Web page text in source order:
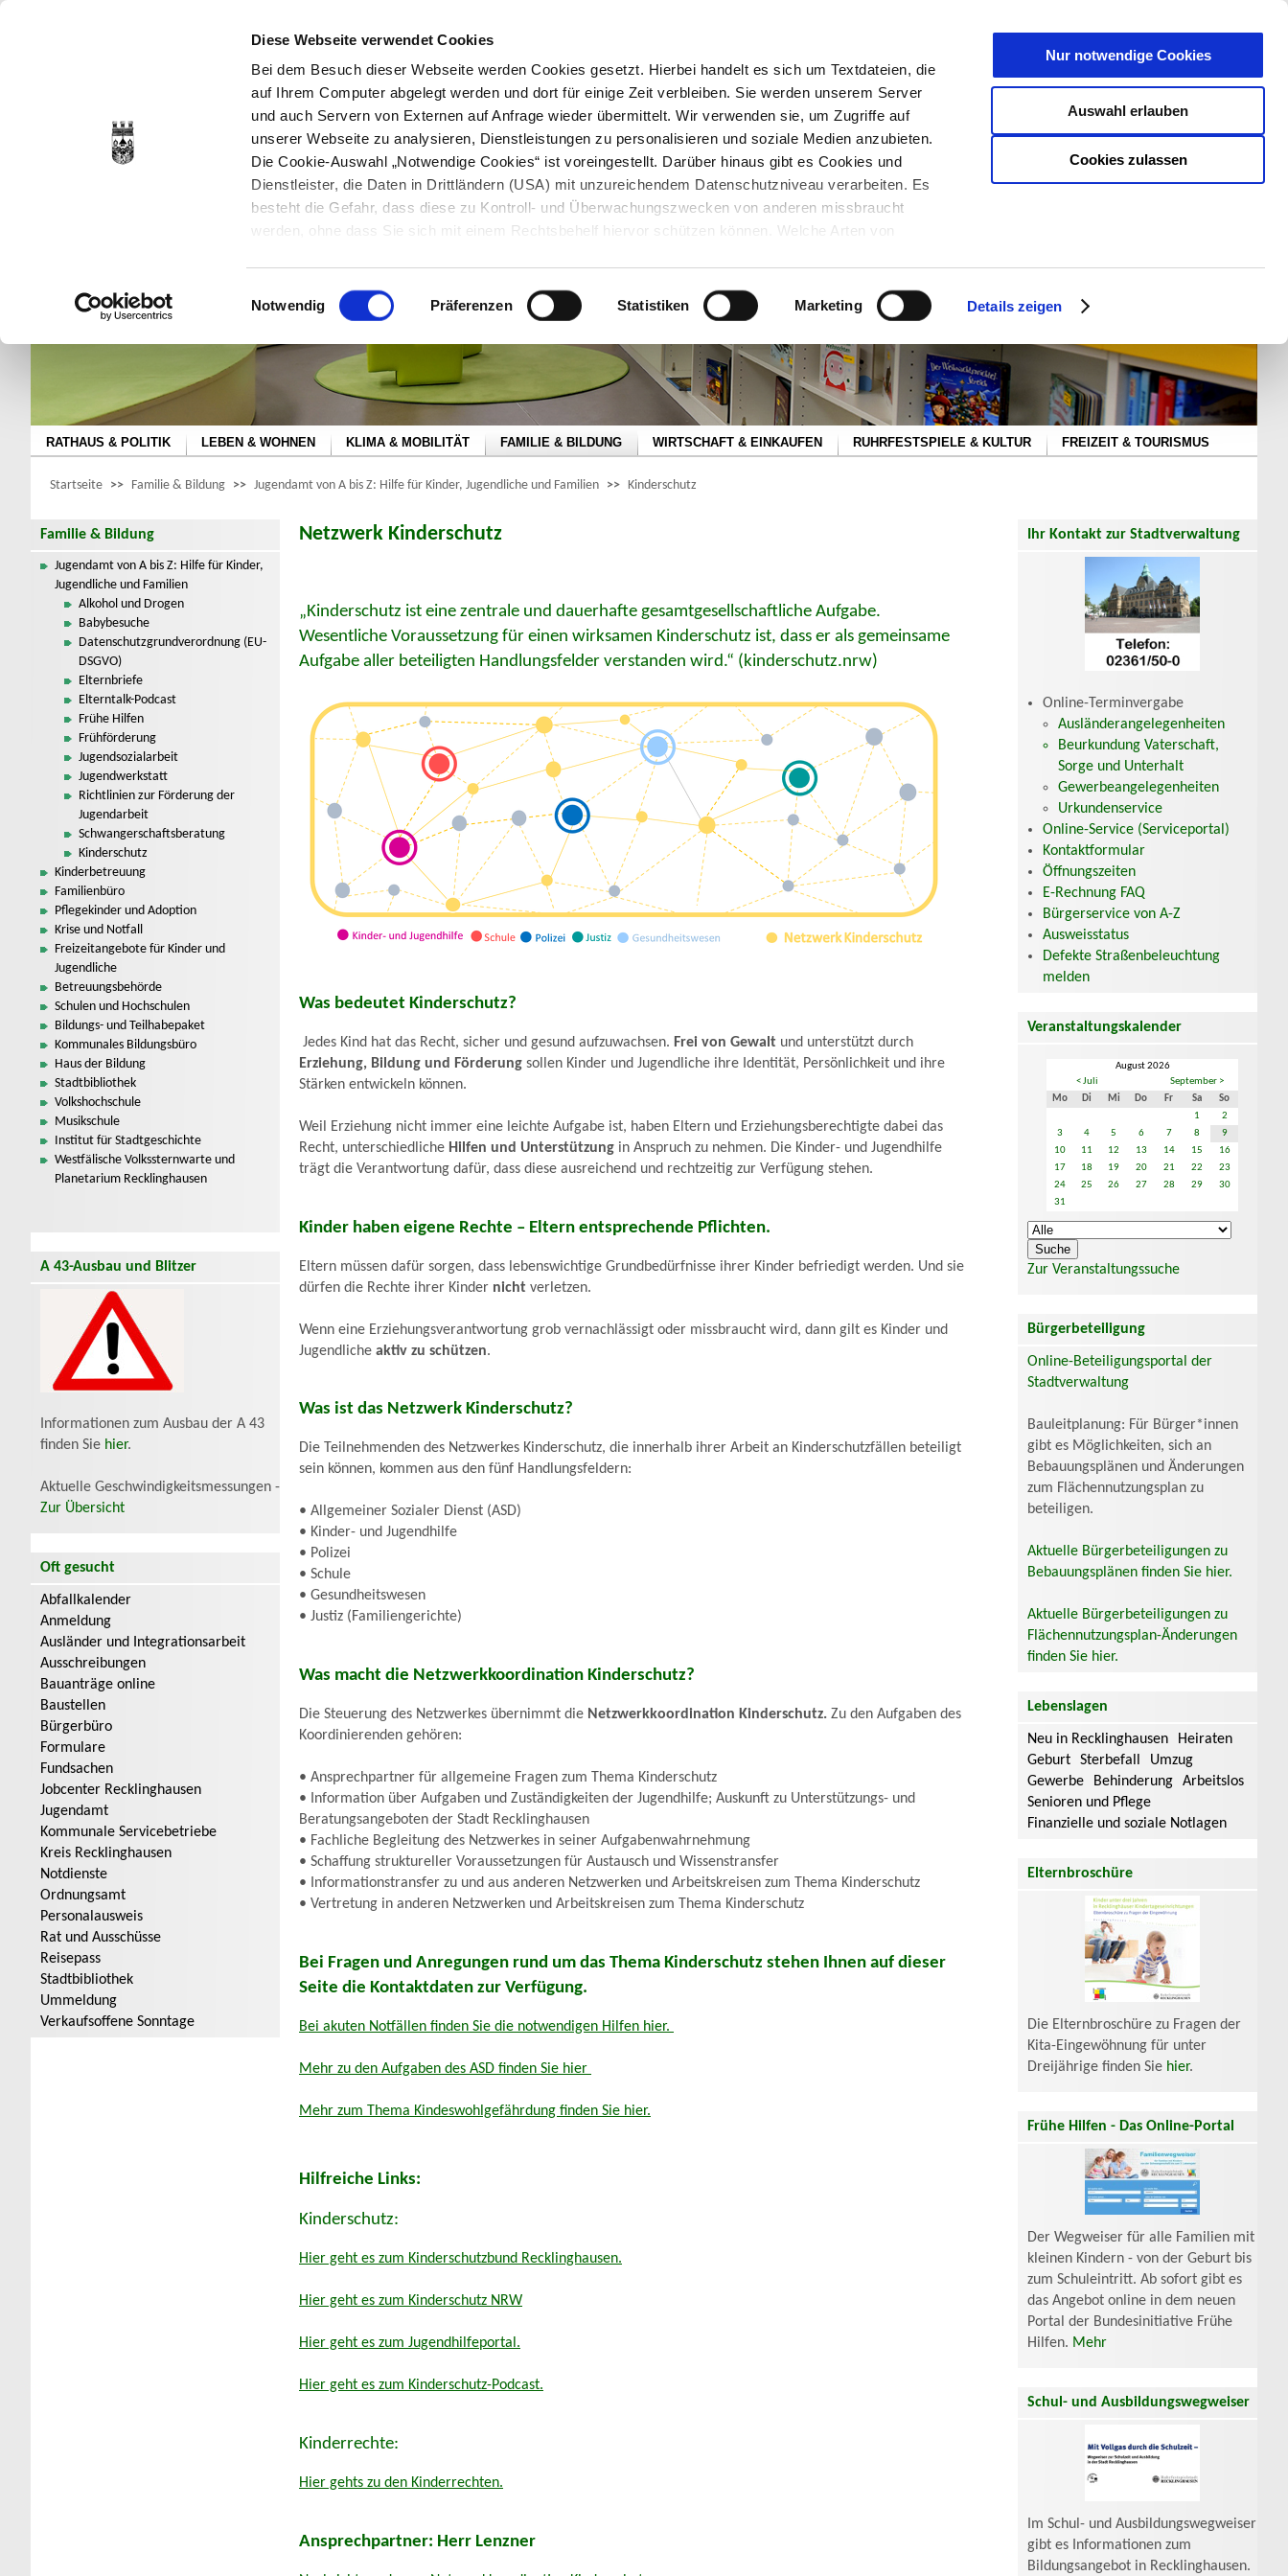
Diese Webseite verwendet Cookies
Bei dem Besuch dieser Webseite werden Cookies gesetzt. Hierbei handelt es sich um Textdateien, die
auf Ihrem Computer abgelegt werden und dort für einige Zeit verbleiben. Sie werden unserem Server
und auch Servern von Externen auf Anfrage wieder übermittelt. Wir verwenden sie, um Zugriffe auf
unserer Webseite zu analysieren, Dienstleistungen zu personalisieren und soziale Medien anzubieten.
Die Cookie-Auswahl „Notwendige Cookies“ ist voreingestellt. Darüber hinaus gibt es Cookies und
Dienstleister, die Daten in Drittländern (USA) mit unzureichendem Datenschutzniveau verarbeiten. Es
besteht die Gefahr, dass diese zu Kontroll- und Überwachungszwecken von anderen missbraucht
werden, ohne dass Sie sich mit einem Rechtsbehelf hiervor schützen können. Welche Arten von
Datenschutzerklärung
entnehmen. Die von Ihnen getroffene Auswahl der gewünschten Cookies kann
jederzeit mit Wirkung für die Zukunft angepasst oder
werden.
Einwilligungsauswahl
Notwendig Präferenzen Statistiken Marketing Details zeigen
Cookies zulassen
Auswahl erlauben
Nur notwendige Cookies
STARTSEITE
SCHRIFTGRÖßE:
RATHAUS & POLITIK LEBEN & WOHNEN KLIMA & MOBILITÄT FAMILIE & BILDUNG WIRTSCHAFT & EINKAUFEN RUHRFESTSPIELE & KULTUR FREIZEIT & TOURISMUS
Startseite >> Familie & Bildung >> Jugendamt von A bis Z: Hilfe für Kinder, Jugendliche und Familien >> Kinderschutz
Familie & Bildung
Jugendamt von A bis Z: Hilfe für Kinder,
Jugendliche und Familien
Alkohol und Drogen
Babybesuche
Datenschutzgrundverordnung (EU-
DSGVO)
Elternbriefe
Elterntalk-Podcast
Frühe Hilfen
Frühförderung
Jugendsozialarbeit
Jugendwerkstatt
Richtlinien zur Förderung der
Jugendarbeit
Schwangerschaftsberatung
Kinderschutz
Kinderbetreuung
Familienbüro
Pflegekinder und Adoption
Krise und Notfall
Freizeitangebote für Kinder und
Jugendliche
Betreuungsbehörde
Schulen und Hochschulen
Bildungs- und Teilhabepaket
Kommunales Bildungsbüro
Haus der Bildung
Stadtbibliothek
Volkshochschule
Musikschule
Institut für Stadtgeschichte
Westfälische Volkssternwarte und
Planetarium Recklinghausen
A 43-Ausbau und Blitzer
Informationen zum Ausbau der A 43
finden Sie hier.
Aktuelle Geschwindigkeitsmessungen -
Zur Übersicht
Oft gesucht
Abfallkalender
Anmeldung
Ausländer und Integrationsarbeit
Ausschreibungen
Bauanträge online
Baustellen
Bürgerbüro
Formulare
Fundsachen
Jobcenter Recklinghausen
Jugendamt
Kommunale Servicebetriebe
Kreis Recklinghausen
Notdienste
Ordnungsamt
Personalausweis
Rat und Ausschüsse
Reisepass
Stadtbibliothek
Ummeldung
Verkaufsoffene Sonntage
Netzwerk Kinderschutz
„Kinderschutz ist eine zentrale und dauerhafte gesamtgesellschaftliche Aufgabe.
Wesentliche Voraussetzung für einen wirksamen Kinderschutz ist, dass er als gemeinsame
Aufgabe aller beteiligten Handlungsfelder verstanden wird.“ (kinderschutz.nrw)
Was bedeutet Kinderschutz?
Jedes Kind hat das Recht, sicher und gesund aufzuwachsen. Frei von Gewalt und unterstützt durch
Erziehung, Bildung und Förderung sollen Kinder und Jugendliche ihre Identität, Persönlichkeit und ihre
Stärken entwickeln können.
Weil Erziehung nicht immer eine leichte Aufgabe ist, haben Eltern und Erziehungsberechtigte dabei das
Recht, unterschiedliche Hilfen und Unterstützung in Anspruch zu nehmen. Die Kinder- und Jugendhilfe
trägt die Verantwortung dafür, dass diese ausreichend und rechtzeitig zur Verfügung stehen.
Kinder haben eigene Rechte – Eltern entsprechende Pflichten.
Eltern müssen dafür sorgen, dass lebenswichtige Grundbedürfnisse ihrer Kinder befriedigt werden. Und sie
dürfen die Rechte ihrer Kinder nicht verletzen.
Wenn eine Erziehungsverantwortung grob vernachlässigt oder missbraucht wird, dann gilt es Kinder und
Jugendliche aktiv zu schützen.
Was ist das Netzwerk Kinderschutz?
Die Teilnehmenden des Netzwerkes Kinderschutz, die innerhalb ihrer Arbeit an Kinderschutzfällen beteiligt
sein können, kommen aus den fünf Handlungsfeldern:
• Allgemeiner Sozialer Dienst (ASD)
• Kinder- und Jugendhilfe
• Polizei
• Schule
• Gesundheitswesen
• Justiz (Familiengerichte)
Was macht die Netzwerkkoordination Kinderschutz?
Die Steuerung des Netzwerkes übernimmt die Netzwerkkoordination Kinderschutz. Zu den Aufgaben des
Koordinierenden gehören:
• Ansprechpartner für allgemeine Fragen zum Thema Kinderschutz
• Information über Aufgaben und Zuständigkeiten der Jugendhilfe; Auskunft zu Unterstützungs- und
Beratungsangeboten der Stadt Recklinghausen
• Fachliche Begleitung des Netzwerkes in seiner Aufgabenwahrnehmung
• Schaffung struktureller Voraussetzungen für Austausch und Wissenstransfer
• Informationstransfer zu und aus anderen Netzwerken und Arbeitskreisen zum Thema Kinderschutz
• Vertretung in anderen Netzwerken und Arbeitskreisen zum Thema Kinderschutz
Bei Fragen und Anregungen rund um das Thema Kinderschutz stehen Ihnen auf dieser
Seite die Kontaktdaten zur Verfügung.
Bei akuten Notfällen finden Sie die notwendigen Hilfen hier.
Mehr zu den Aufgaben des ASD finden Sie hier
Mehr zum Thema Kindeswohlgefährdung finden Sie hier.
Hilfreiche Links:
Kinderschutz:
Hier geht es zum Kinderschutzbund Recklinghausen.
Hier geht es zum Kinderschutz NRW
Hier geht es zum Jugendhilfeportal.
Hier geht es zum Kinderschutz-Podcast.
Kinderrechte:
Hier gehts zu den Kinderrechten.
Ansprechpartner: Herr Lenzner
Ihr Kontakt zur Stadtverwaltung
Online-Terminvergabe
Ausländerangelegenheiten
Beurkundung Vaterschaft,
Sorge und Unterhalt
Gewerbeangelegenheiten
Urkundenservice
Online-Service (Serviceportal)
Kontaktformular
Öffnungszeiten
E-Rechnung FAQ
Bürgerservice von A-Z
Ausweisstatus
Defekte Straßenbeleuchtung
melden
Veranstaltungskalender
August 2026
< Juli
September >
Mo
Di Mi Do Fr Sa
So
1
2
3
4 5 6 7 8
9
10
11 12 13 14 15
16
17
18 19 20 21 22
23
24
25 26 27 28 29
30
31
Zur Veranstaltungssuche
Bürgerbeteiligung
Online-Beteiligungsportal der
Stadtverwaltung
Bauleitplanung: Für Bürger*innen
gibt es Möglichkeiten, sich an
Bebauungsplänen und Änderungen
zum Flächennutzungsplan zu
beteiligen.
Aktuelle Bürgerbeteiligungen zu
Bebauungsplänen finden Sie hier.
Aktuelle Bürgerbeteiligungen zu
Flächennutzungsplan-Änderungen
finden Sie hier.
Lebenslagen
Neu in Recklinghausen
Heiraten
Geburt
Sterbefall
Umzug
Gewerbe
Behinderung
Arbeitslos
Senioren und Pflege
Finanzielle und soziale Notlagen
Elternbroschüre
Die Elternbroschüre zu Fragen der
Kita-Eingewöhnung für unter
Dreijährige finden Sie hier.
Frühe Hilfen - Das Online-Portal
Der Wegweiser für alle Familien mit
kleinen Kindern - von der Geburt bis
zum Schuleintritt. Ab sofort gibt es
das Angebot online in dem neuen
Portal der Bundesinitiative Frühe
Hilfen. Mehr
Schul- und Ausbildungswegweiser
Im Schul- und Ausbildungswegweiser
gibt es Informationen zum
Bildungsangebot in Recklinghausen.